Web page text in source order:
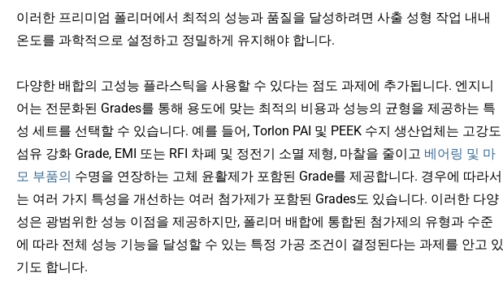
이러한 프리미엄 폴리머에서 최적의 성능과 품질을 달성하려면 사출 성형 작업 내내
온도를 과학적으로 설정하고 정밀하게 유지해야 합니다.
다양한 배합의 고성능 플라스틱을 사용할 수 있다는 점도 과제에 추가됩니다. 엔지니
어는 전문화된 Grades를 통해 용도에 맞는 최적의 비용과 성능의 균형을 제공하는 특
성 세트를 선택할 수 있습니다. 예를 들어, Torlon PAI 및 PEEK 수지 생산업체는 고강도
섬유 강화 Grade, EMI 또는 RFI 차폐 및 정전기 소멸 제형, 마찰을 줄이고 베어링 및 마
모 부품의 수명을 연장하는 고체 윤활제가 포함된 Grade를 제공합니다. 경우에 따라서
는 여러 가지 특성을 개선하는 여러 첨가제가 포함된 Grades도 있습니다. 이러한 다양
성은 광범위한 성능 이점을 제공하지만, 폴리머 배합에 통합된 첨가제의 유형과 수준
에 따라 전체 성능 기능을 달성할 수 있는 특정 가공 조건이 결정된다는 과제를 안고 있
기도 합니다.